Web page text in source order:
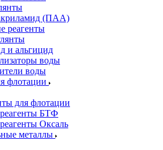
(ПАА)
реагенты
и альгицид
воды
воды
флотации
для флотации
БТФ
Оксаль
металлы